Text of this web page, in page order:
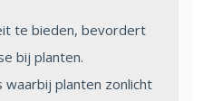
te bieden, bevordert
bij planten.
planten zonlicht